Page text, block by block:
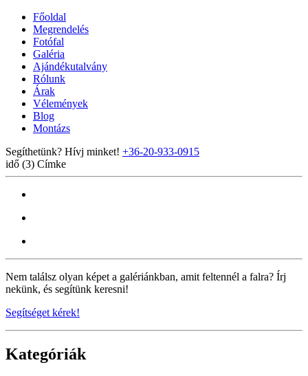
Főoldal
Megrendelés
Fotófal
Galéria
Ajándékutalvány
Rólunk
Árak
Vélemények
Blog
Montázs
Segíthetünk? Hívj minket! +36-20-933-0915
idő (3) Címke
Nem találsz olyan képet a galériánkban, amit feltennél a falra? Írj
nekünk, és segítünk keresni!
Segítséget kérek!
Kategóriák